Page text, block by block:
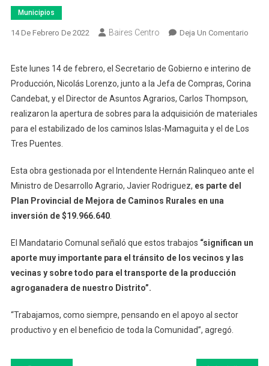
Municipios
14 De Febrero De 2022 Baires Centro Deja Un ComentarioEn
La
La
De
De
Este lunes 14 de febrero, el Secretario de Gobierno e interino de
Producción, Nicolás Lorenzo, junto a la Jefa de Compras, Corina
Candebat, y el Director de Asuntos Agrarios, Carlos Thompson,
realizaron la apertura de sobres para la adquisición de materiales
para el estabilizado de los caminos Islas-Mamaguita y el de Los
Tres Puentes.
Esta obra gestionada por el Intendente Hernán Ralinqueo ante el
Ministro de Desarrollo Agrario, Javier Rodriguez, es parte del
Plan Provincial de Mejora de Caminos Rurales en una
inversión de $19.966.640.
El Mandatario Comunal señaló que estos trabajos “significan un
aporte muy importante para el tránsito de los vecinos y las
vecinas y sobre todo para el transporte de la producción
agroganadera de nuestro Distrito”.
“Trabajamos, como siempre, pensando en el apoyo al sector
productivo y en el beneficio de toda la Comunidad”, agregó.